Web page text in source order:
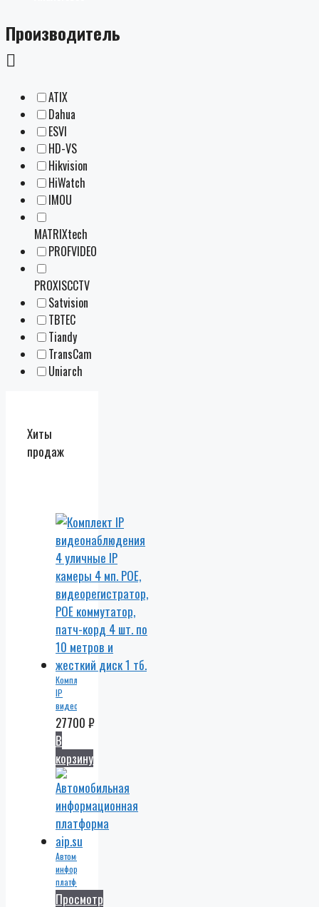
Производитель
ATIX
Dahua
ESVI
HD-VS
Hikvision
HiWatch
IMOU
MATRIXtech
PROFVIDEO
PROXISCCTV
Satvision
TBTEC
Tiandy
TransCam
Uniarch
Хиты
продаж
Комплект
IP
видеонаблюдения
4
уличные
IP
камеры
4 мп.
POE,
видеорегистратор,
POE
коммутатор,
патч-
корд
4 шт.
по 10
метров
и
27700 ₽
В
корзину
Автомобильная
информационная
платформа
Просмотр